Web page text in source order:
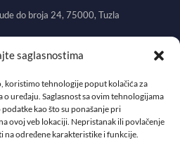
saglasnostima
koristimo tehnologije poput kolačića za
uređaju. Saglasnost sa ovim tehnologijama
kao što su ponašanje pri
ovoj veb lokaciji. Nepristanak ili povlačenje
na određene karakteristike i funkcije.
do broja 24, 75000, Tuzla
Tuzla